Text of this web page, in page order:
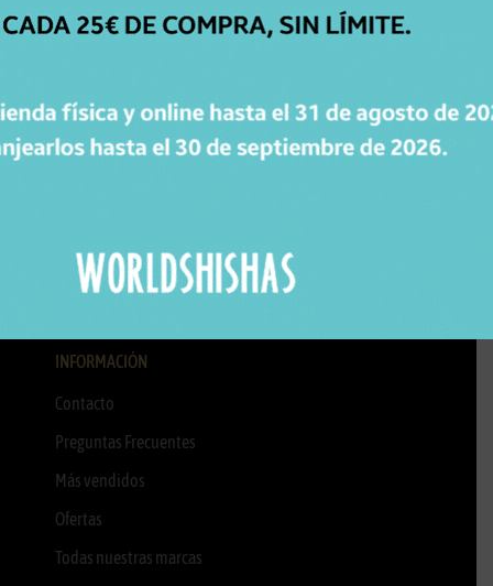
Accesorios
INFORMACIÓN
Contacto
Preguntas Frecuentes
Más vendidos
Ofertas
Todas nuestras marcas